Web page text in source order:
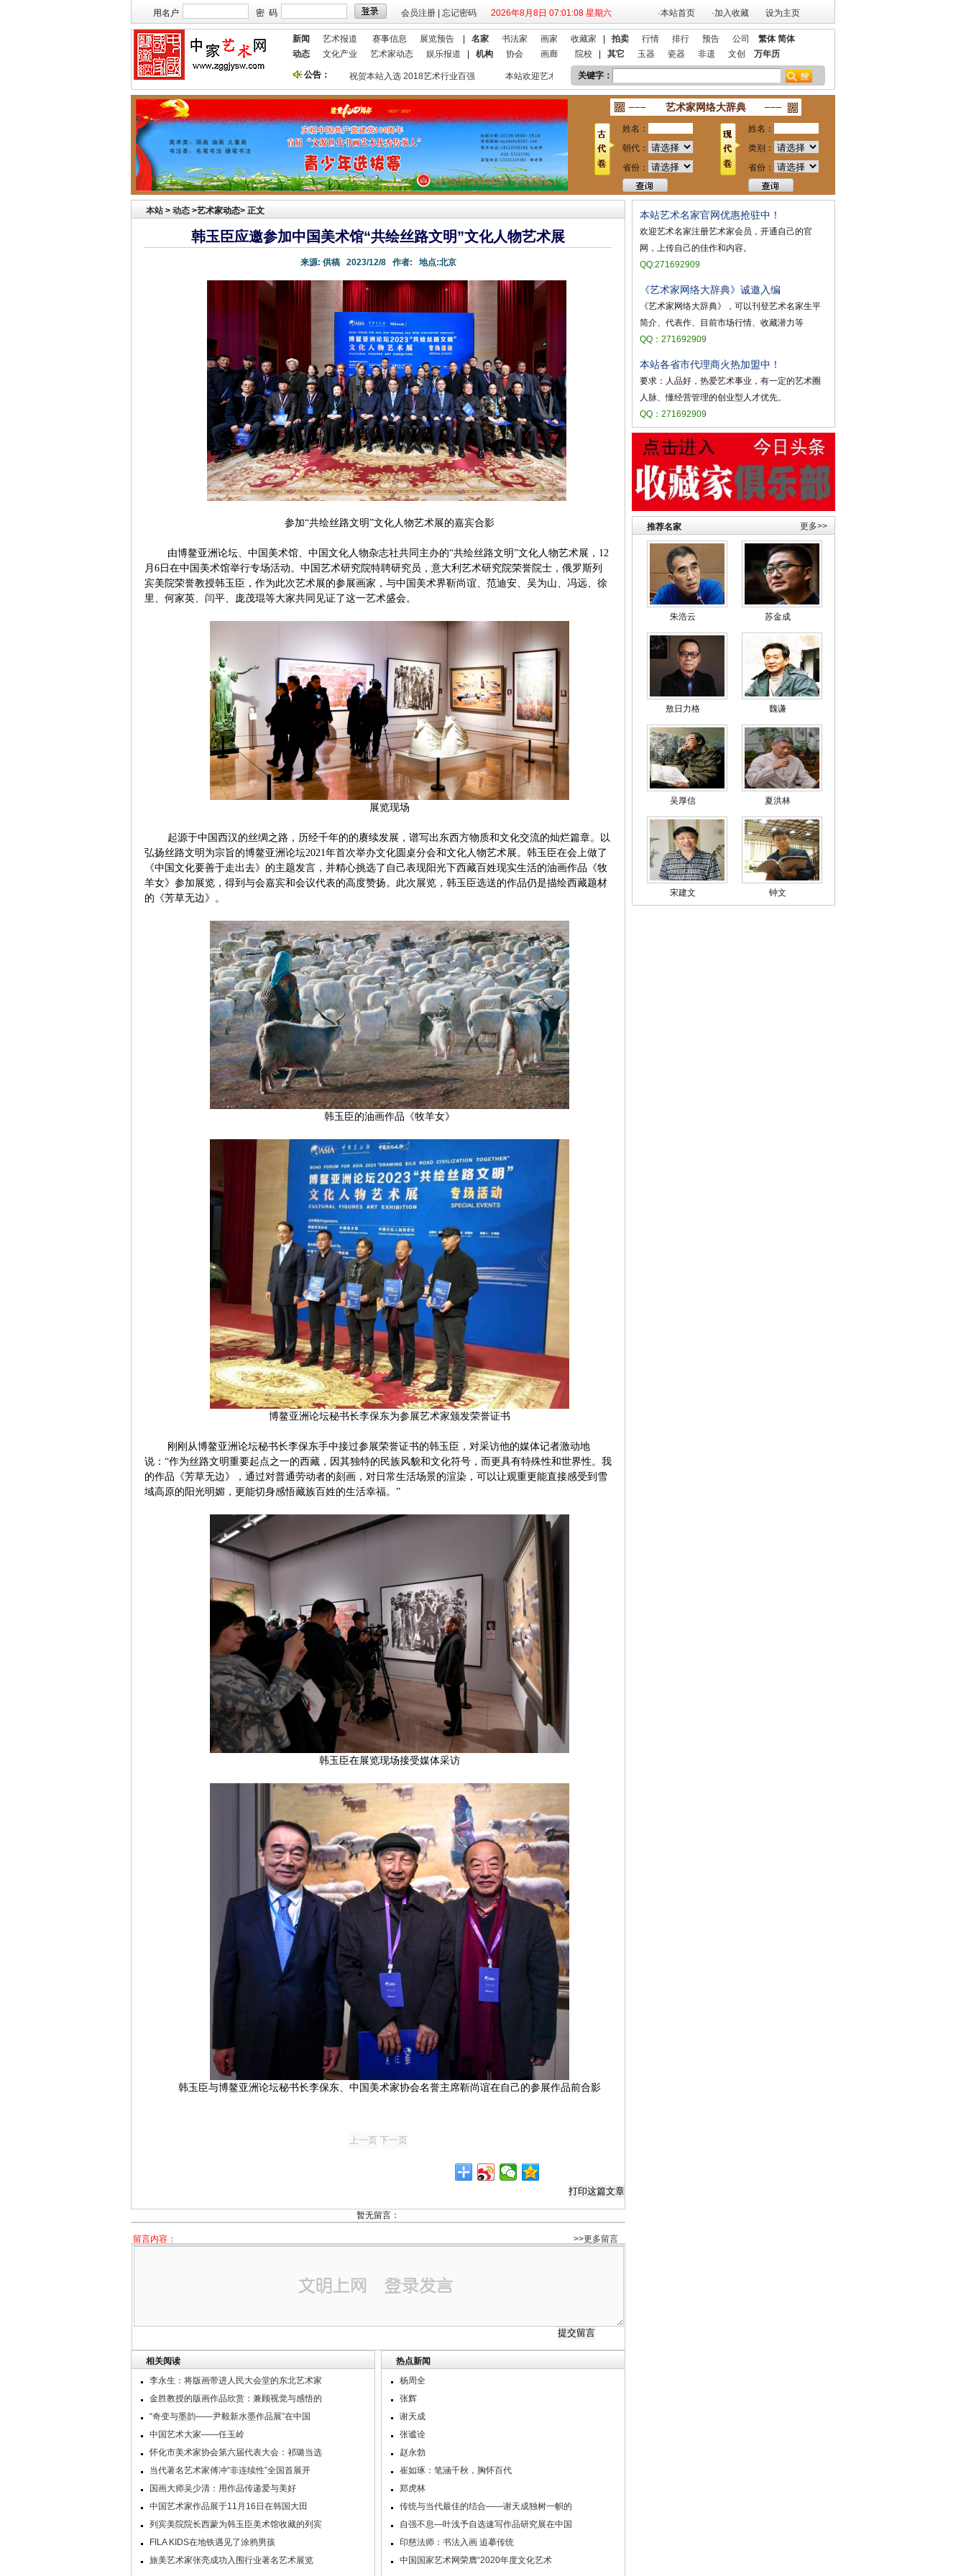
用名户 密 码 会员注册 忘记密码 2026年8月8日 07:01:09 星期六 ·本站首页 ·加入收藏 设为主页
新闻 艺术报道 赛事信息 展览预告 名家 书法家 画家 收藏家 拍卖 行情 排行 预告 公司 繁体 简体
动态
文化产业 艺术家动态 娱乐报道 机构 协会 画廊 院校 其它 玉器 瓷器 非遗 文创 万年历
公告：
本站欢迎艺术家宣传投放！ 祝贺本站获艺术行业最具品牌价值奖 祝贺本站入选 2018艺术行业百强 本站欢迎艺术家宣传投放！ 祝贺本站入选 2018艺术行业百强
关键字：
艺术家网络大辞典
姓名：
朝代：
省份：
姓名：
类别：
省份：
本站 > 动态 >艺术家动态> 正文
韩玉臣应邀参加中国美术馆“共绘丝路文明”文化人物艺术展
来源: 供稿 2023/12/8作者: 地点:北京
参加“共绘丝路文明”文化人物艺术展的嘉宾合影
由博鳌亚洲论坛、中国美术馆、中国文化人物杂志社共同主办的“共绘丝路文明”文化人物艺术展，12
月6日在中国美术馆举行专场活动。中国艺术研究院特聘研究员，意大利艺术研究院荣誉院士，俄罗斯列
宾美院荣誉教授韩玉臣，作为此次艺术展的参展画家，与中国美术界靳尚谊、范迪安、吴为山、冯远、徐
里、何家英、闫平、庞茂琨等大家共同见证了这一艺术盛会。
展览现场
起源于中国西汉的丝绸之路，历经千年的的赓续发展，谱写出东西方物质和文化交流的灿烂篇章。以
弘扬丝路文明为宗旨的博鳌亚洲论坛2021年首次举办文化圆桌分会和文化人物艺术展。韩玉臣在会上做了
《中国文化要善于走出去》的主题发言，并精心挑选了自己表现阳光下西藏百姓现实生活的油画作品《牧
羊女》参加展览，得到与会嘉宾和会议代表的高度赞扬。此次展览，韩玉臣选送的作品仍是描绘西藏题材
的《芳草无边》。
韩玉臣的油画作品《牧羊女》
博鳌亚洲论坛秘书长李保东为参展艺术家颁发荣誉证书
刚刚从博鳌亚洲论坛秘书长李保东手中接过参展荣誉证书的韩玉臣，对采访他的媒体记者激动地
说：“作为丝路文明重要起点之一的西藏，因其独特的民族风貌和文化符号，而更具有特殊性和世界性。我
的作品《芳草无边》，通过对普通劳动者的刻画，对日常生活场景的渲染，可以让观重更能直接感受到雪
域高原的阳光明媚，更能切身感悟藏族百姓的生活幸福。”
韩玉臣在展览现场接受媒体采访
韩玉臣与博鳌亚洲论坛秘书长李保东、中国美术家协会名誉主席靳尚谊在自己的参展作品前合影
暂无留言：
留言内容： >>更多留言
相关阅读
李永生：将版画带进人民大会堂的东北艺术家
金胜教授的版画作品欣赏：兼顾视觉与感悟的
“奇变与墨韵——尹毅新水墨作品展”在中国
中国艺术大家——任玉岭
怀化市美术家协会第六届代表大会：祁璐当选
当代著名艺术家傅冲“非连续性”全国首展开
国画大师吴少清：用作品传递爱与美好
中国艺术家作品展于11月16日在韩国大田
列宾美院院长西蒙为韩玉臣美术馆收藏的列宾
FILA KIDS在地铁遇见了涂鸦男孩
旅美艺术家张亮成功入围行业著名艺术展览
热点新闻
杨周全
张辉
谢天成
张谧诠
赵永勃
崔如琢：笔涵千秋，胸怀百代
郑虎林
传统与当代最佳的结合——谢天成独树一帜的
自强不息—叶浅予自选速写作品研究展在中国
印慈法师：书法入画 追摹传统
中国国家艺术网荣膺“2020年度文化艺术
本站艺术名家官网优惠抢驻中！
欢迎艺术名家注册艺术家会员，开通自己的官
网，上传自己的佳作和内容。
QQ:271692909
《艺术家网络大辞典》诚邀入编
《艺术家网络大辞典》，可以刊登艺术名家生平
简介、代表作、目前市场行情、收藏潜力等
QQ：271692909
本站各省市代理商火热加盟中！
要求：人品好，热爱艺术事业，有一定的艺术圈
人脉、懂经营管理的创业型人才优先。
QQ：271692909
推荐名家 更多>>
朱浩云 苏金成
敖日力格 魏谦
吴厚信 夏洪林
宋建文 钟文